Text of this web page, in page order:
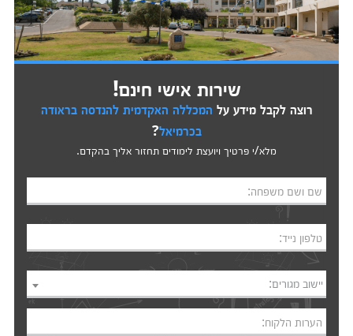
שירות אישי חינם!
רוצה לקבל מידע על המכללה האקדמית להנדסה בראודה
בכרמיאל?
מלא/י פרטיך ויועצת לימודים תחזור אליך בהקדם.
שם ושם משפחה:
טלפון נייד:
יישוב מגורים:
הערות הלקוח: